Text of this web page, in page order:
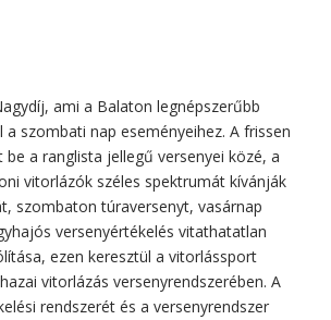
ami a Balaton legnépszerűbb
szombati nap eseményeihez. A frissen
a ranglista jellegű versenyei közé, a
vitorlázók széles spektrumát kívánják
szombaton túraversenyt, vasárnap
versenyértékelés vitathatatlan
ezen keresztül a vitorlássport
vitorlázás versenyrendszerében. A
rendszerét és a versenyrendszer